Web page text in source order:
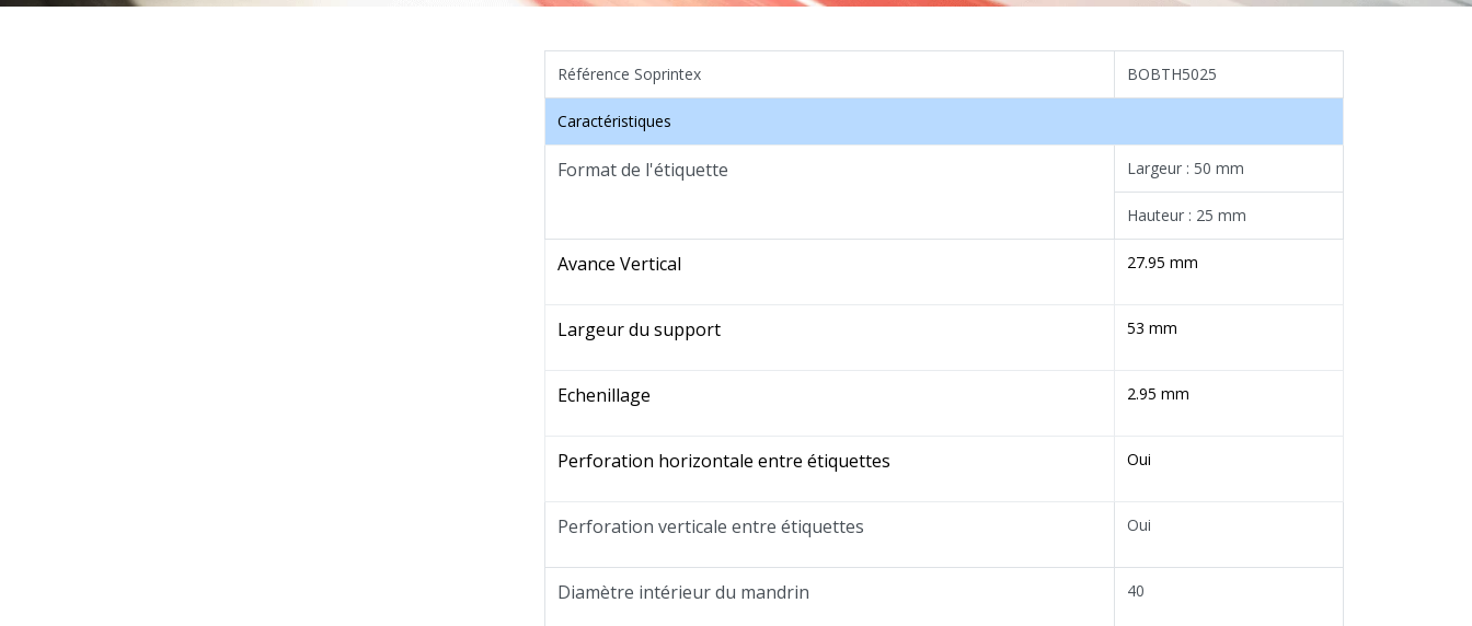
Référence Soprintex BOBTH5025
Caractéristiques
Format de l'étiquette Largeur : 50 mm
Hauteur : 25 mm
Avance Vertical 27.95 mm
Largeur du support 53 mm
Echenillage 2.95 mm
Perforation horizontale entre étiquettes Oui
Perforation verticale entre étiquettes Oui
Diamètre intérieur du mandrin 40